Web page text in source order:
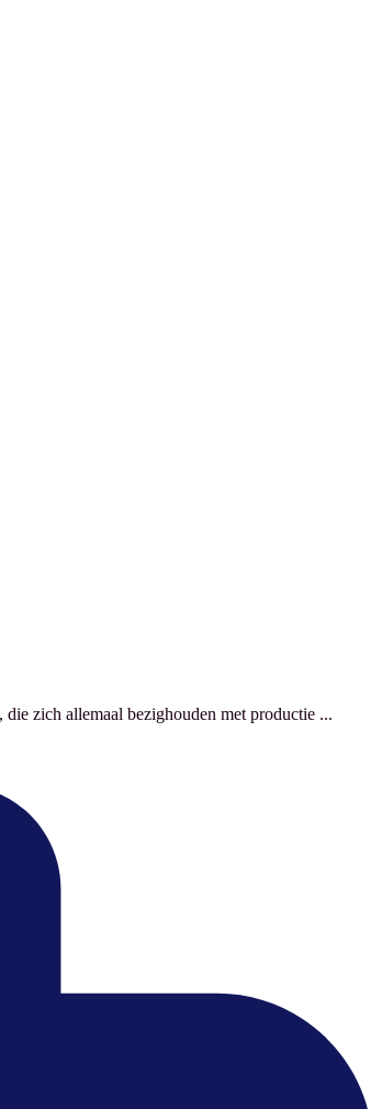
zich allemaal bezighouden met productie ...